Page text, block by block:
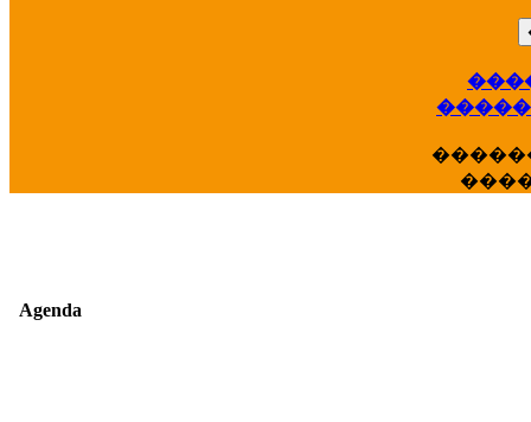
Agenda